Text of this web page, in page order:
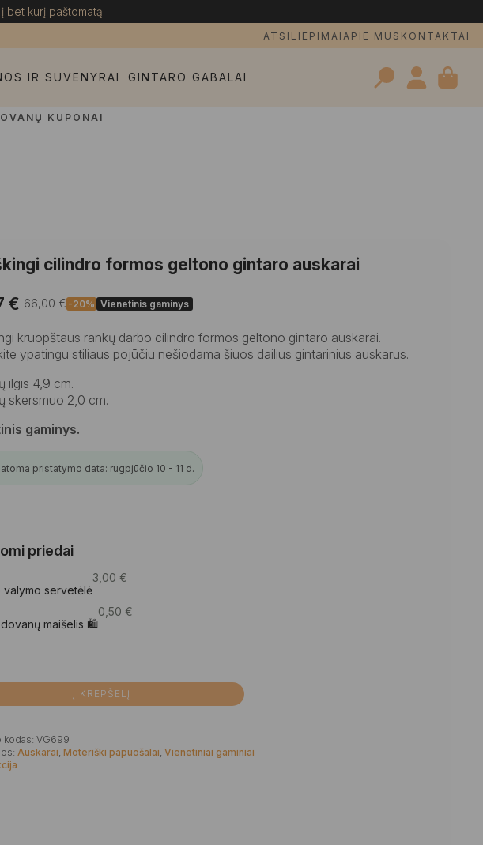
į bet kurį paštomatą
ATSILIEPIMAI APIE MUS KONTAKTAI
IR SUVENYRAI GINTARO GABALAI
KUPONAI
cilindro formos geltono gintaro auskarai
66,00€
€ -20% Vienetinis gaminys
kruopštaus rankų darbo cilindro formos geltono gintaro auskarai.
ypatingu stiliaus pojūčiu nešiodama šiuos dailius gintarinius auskarus.
ilgis 4,9 cm.
skersmuo 2,0 cm.
gaminys.
pristatymo data: rugpjūčio 10 - 11 d.
priedai
valymo servetėlė
3,00 €
dovanų maišelis 🛍
0,50 €
Į KREPŠELĮ
kodas: VG699
Auskarai, Moteriški papuošalai, Vienetiniai gaminiai